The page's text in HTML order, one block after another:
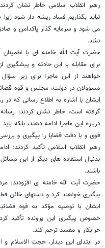
رهبر انقلاب اسلامی خاطر نشان
نباید بگذاریم فساد ریشه دار شود
می شود و سرمایه گذار پاکدامن و
نشد.
حضرت آیت الله خامنه ای با
برای مقابله با این حادثه و
خواهند از این ماجرا برای زیر
مسوولان در دولت، مجلس و قوه
ایشان با اشاره به اطلاع رسانی که
گرفته است، خاطر نشان کردند:
درباره این ماجرا ادامه دهند، بلکه
قوی و با دقت قضایا را پیگیری و
رهبر انقلاب اسلامی تأکید کردند:
بدنبال استفاده های دیگر از این
باشند.
حضرت آیت الله خامنه ای افزودند:
پیگیری خواهند کرد و دستهای خائن
ایشان با توصیه مؤکد به قوه
خصوص پیگیری این پرونده تأکید
خرابکار و مفسد ترحم کند.
در ابتدای این دیدار، حجت الاسلام